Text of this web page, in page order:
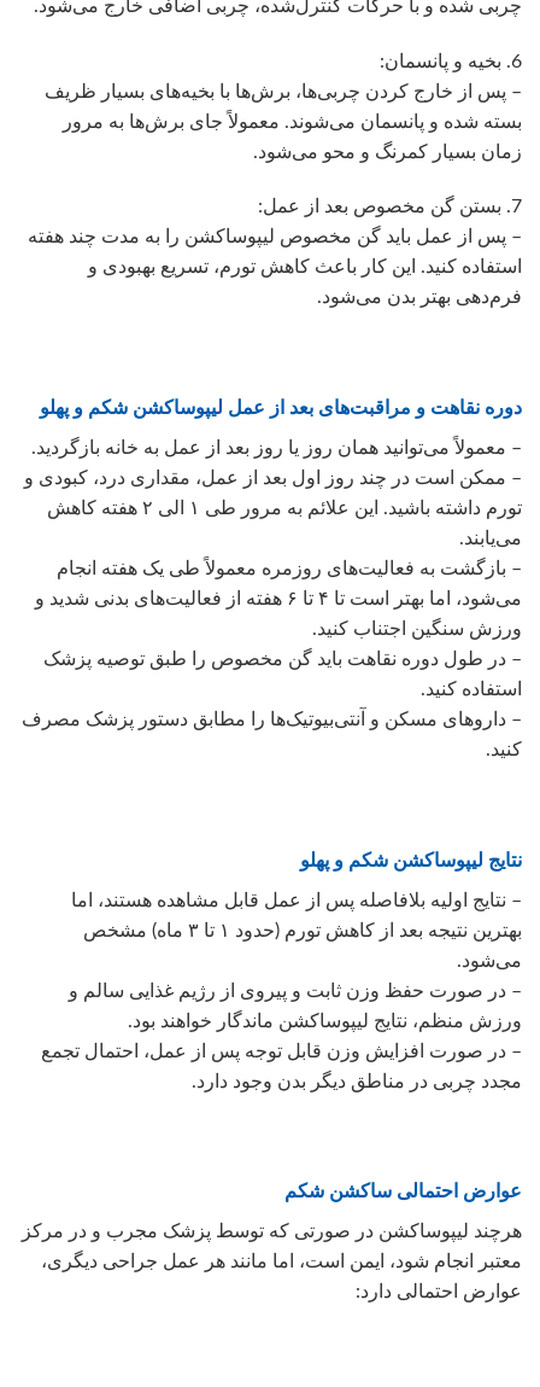
چربی شده و با حرکات کنترل‌شده، چربی اضافی خارج می‌شود.
6. بخیه و پانسمان:
– پس از خارج کردن چربی‌ها، برش‌ها با بخیه‌های بسیار ظریف
بسته شده و پانسمان می‌شوند. معمولاً جای برش‌ها به مرور
زمان بسیار کمرنگ و محو می‌شود.
7. بستن گن مخصوص بعد از عمل:
– پس از عمل باید گن مخصوص لیپوساکشن را به مدت چند هفته
استفاده کنید. این کار باعث کاهش تورم، تسریع بهبودی و
فرم‌دهی بهتر بدن می‌شود.
دوره نقاهت و مراقبت‌های بعد از عمل لیپوساکشن شکم و پهلو
– معمولاً می‌توانید همان روز یا روز بعد از عمل به خانه بازگردید.
– ممکن است در چند روز اول بعد از عمل، مقداری درد، کبودی و
تورم داشته باشید. این علائم به مرور طی ۱ الی ۲ هفته کاهش
می‌یابند.
– بازگشت به فعالیت‌های روزمره معمولاً طی یک هفته انجام
می‌شود، اما بهتر است تا ۴ تا ۶ هفته از فعالیت‌های بدنی شدید و
ورزش سنگین اجتناب کنید.
– در طول دوره نقاهت باید گن مخصوص را طبق توصیه پزشک
استفاده کنید.
– داروهای مسکن و آنتی‌بیوتیک‌ها را مطابق دستور پزشک مصرف
کنید.
نتایج لیپوساکشن شکم و پهلو
– نتایج اولیه بلافاصله پس از عمل قابل مشاهده هستند، اما
بهترین نتیجه بعد از کاهش تورم (حدود ۱ تا ۳ ماه) مشخص
می‌شود.
– در صورت حفظ وزن ثابت و پیروی از رژیم غذایی سالم و
ورزش منظم، نتایج لیپوساکشن ماندگار خواهند بود.
– در صورت افزایش وزن قابل توجه پس از عمل، احتمال تجمع
مجدد چربی در مناطق دیگر بدن وجود دارد.
عوارض احتمالی ساکشن شکم
هرچند لیپوساکشن در صورتی که توسط پزشک مجرب و در مرکز
معتبر انجام شود، ایمن است، اما مانند هر عمل جراحی دیگری،
عوارض احتمالی دارد: